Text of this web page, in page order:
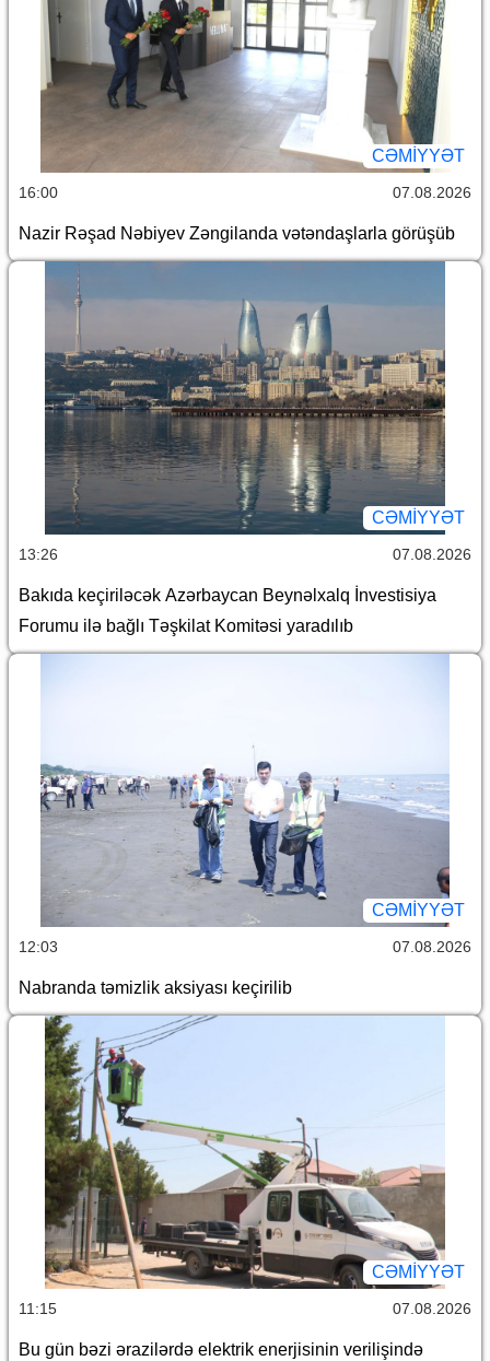
CƏMİYYƏT
16:00 07.08.2026
Nazir Rəşad Nəbiyev Zəngilanda vətəndaşlarla görüşüb
CƏMİYYƏT
13:26 07.08.2026
Bakıda keçiriləcək Azərbaycan Beynəlxalq İnvestisiya
Forumu ilə bağlı Təşkilat Komitəsi yaradılıb
CƏMİYYƏT
12:03 07.08.2026
Nabranda təmizlik aksiyası keçirilib
CƏMİYYƏT
11:15 07.08.2026
Bu gün bəzi ərazilərdə elektrik enerjisinin verilişində